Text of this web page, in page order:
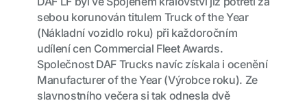
sebou korunován titulem Truck of the Year
(Nákladní vozidlo roku) při každoročním
udílení cen Commercial Fleet Awards.
Společnost DAF Trucks navíc získala i ocenění
Manufacturer of the Year (Výrobce roku). Ze
slavnostního večera si tak odnesla dvě